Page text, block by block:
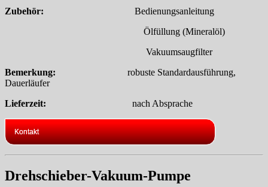
Zubehör:
Bedienungsanleitung
Ölfüllung (Mineralöl)
Vakuumsaugfilter
Bemerkung: robuste Standardausführung,
Dauerläufer
Lieferzeit: nach Absprache
Kontakt
Drehschieber-Vakuum-Pumpe